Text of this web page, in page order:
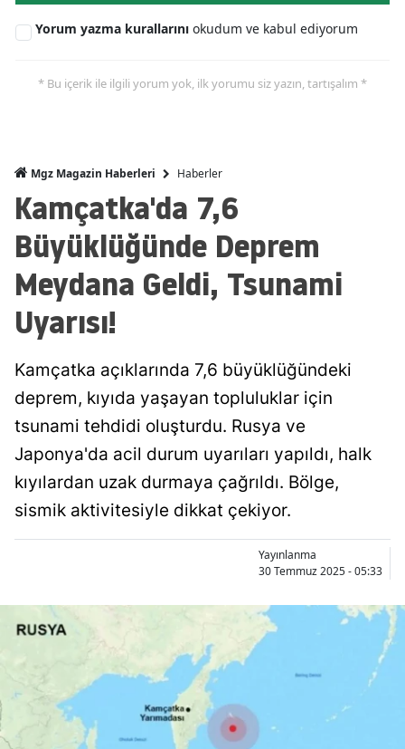
Yorum yazma kurallarını okudum ve kabul ediyorum
* Bu içerik ile ilgili yorum yok, ilk yorumu siz yazın, tartışalım *
Mgz Magazin Haberleri Haberler
Kamçatka'da 7,6
Büyüklüğünde Deprem
Meydana Geldi, Tsunami
Uyarısı!
Kamçatka açıklarında 7,6 büyüklüğündeki
deprem, kıyıda yaşayan topluluklar için
tsunami tehdidi oluşturdu. Rusya ve
Japonya'da acil durum uyarıları yapıldı, halk
kıyılardan uzak durmaya çağrıldı. Bölge,
sismik aktivitesiyle dikkat çekiyor.
Yayınlanma
30 Temmuz 2025 - 05:33